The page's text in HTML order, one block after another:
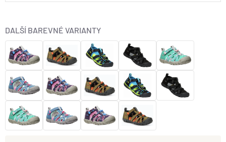
DALŠÍ BAREVNÉ VARIANTY